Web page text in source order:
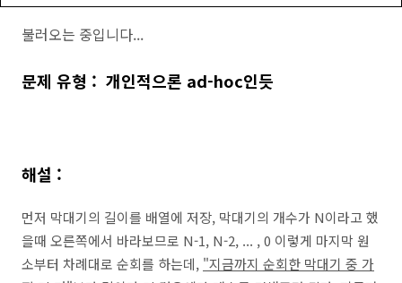
불러오는 중입니다...
문제 유형 : 개인적으론 ad-hoc인듯
해설 :
먼저 막대기의 길이를 배열에 저장, 막대기의 개수가 N이라고 했
을때 오른쪽에서 바라보므로 N-1, N-2, ... , 0 이렇게 마지막 원
소부터 차례대로 순회를 하는데, "지금까지 순회한 막대기 중 가